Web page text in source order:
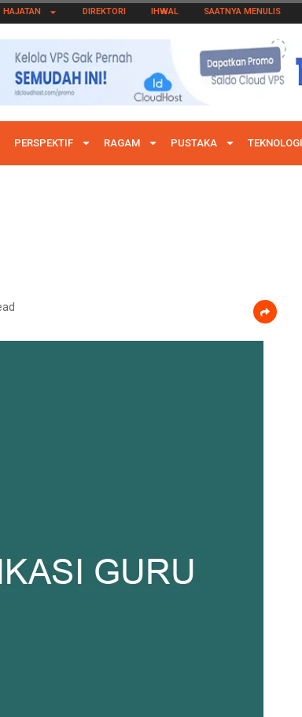
HAJATAN DIREKTORI IHWAL SAATNYA MENULIS
PERSPEKTIF RAGAM PUSTAKA TEKNOLOGI